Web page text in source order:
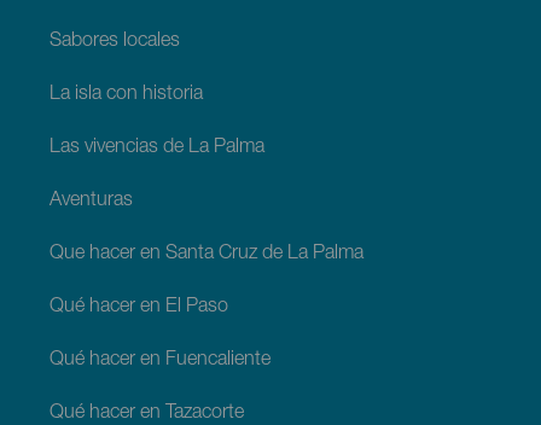
Sabores locales
La isla con historia
Las vivencias de La Palma
Aventuras
Que hacer en Santa Cruz de La Palma
Qué hacer en El Paso
Qué hacer en Fuencaliente
Qué hacer en Tazacorte